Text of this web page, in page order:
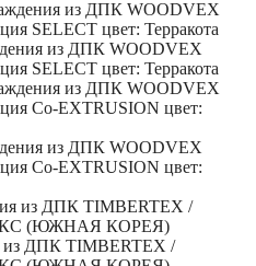
из ДПК WOODVEX
SELECT цвет: Терракота
из ДПК WOODVEX
Co-EXTRUSION цвет:
из ДПК TIMBERTEX /